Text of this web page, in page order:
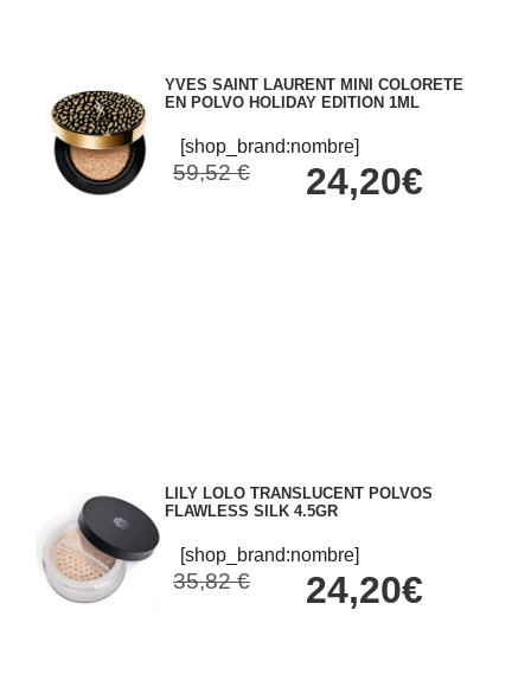
YVES SAINT LAURENT MINI COLORETE
EN POLVO HOLIDAY EDITION 1ML
[shop_brand:nombre]
59,52 € 24,20€
LILY LOLO TRANSLUCENT POLVOS
FLAWLESS SILK 4.5GR
[shop_brand:nombre]
35,82 € 24,20€